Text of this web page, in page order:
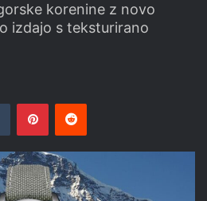
korenine z novo
izdajo s teksturirano
Tumblr PinterestReddit